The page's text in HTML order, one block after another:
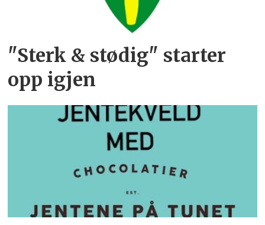
"Sterk & stødig" starter
opp igjen